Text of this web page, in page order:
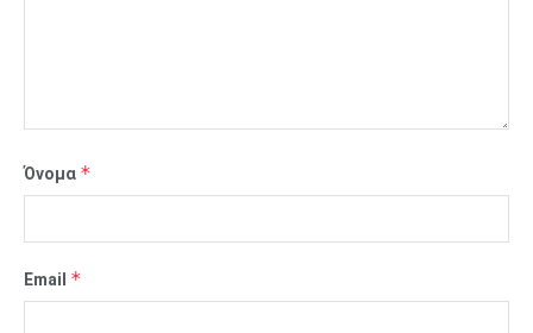
Όνομα *
Email *